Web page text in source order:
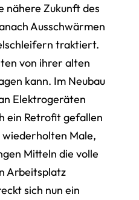
nähere Zukunft des
Ausschwärmen
traktiert.
von ihrer alten
kann. Im Neubau
Elektrogeräten
ein Retrofit gefallen
wiederholten Male,
Mitteln die volle
Arbeitsplatz
sich nun ein